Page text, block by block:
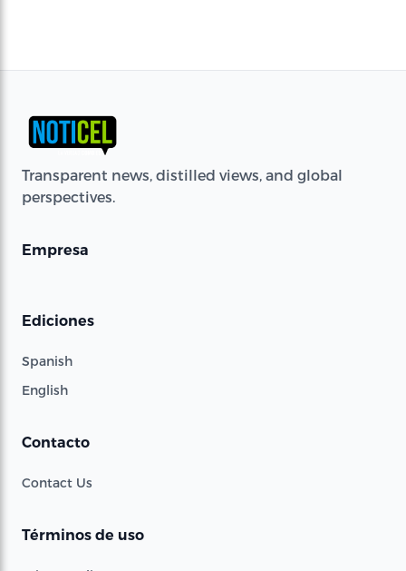
Transparent news, distilled views, and global
perspectives.
Empresa
Ediciones
Spanish
English
Contacto
Contact Us
Términos de uso